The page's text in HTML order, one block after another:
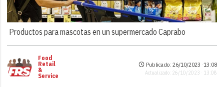
Productos para mascotas en un supermercado Caprabo
Food
Retail
&
Service
Publicado: 26/10/2023 ·13:08
Actualizado: 26/10/2023 · 13:08